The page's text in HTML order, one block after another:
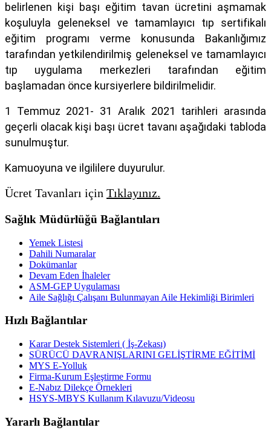
belirlenen kişi başı eğitim tavan ücretini aşmamak
koşuluyla geleneksel ve tamamlayıcı tıp sertifikalı
eğitim programı verme konusunda Bakanlığımız
tarafından yetkilendirilmiş geleneksel ve tamamlayıcı
tıp uygulama merkezleri tarafından eğitim
başlamadan önce kursiyerlere bildirilmelidir.
1 Temmuz 2021- 31 Aralık 2021 tarihleri arasında
geçerli olacak kişi başı ücret tavanı aşağıdaki tabloda
sunulmuştur.
Kamuoyuna ve ilgililere duyurulur.
Ücret Tavanları için Tıklayınız.
Sağlık Müdürlüğü Bağlantıları
Yemek Listesi
Dahili Numaralar
Dokümanlar
Devam Eden İhaleler
ASM-GEP Uygulaması
Aile Sağlığı Çalışanı Bulunmayan Aile Hekimliği Birimleri
Hızlı Bağlantılar
Karar Destek Sistemleri ( İş-Zekası)
SÜRÜCÜ DAVRANIŞLARINI GELİŞTİRME EĞİTİMİ
MYS E-Yolluk
Firma-Kurum Eşleştirme Formu
E-Nabız Dilekçe Örnekleri
HSYS-MBYS Kullanım Kılavuzu/Videosu
Yararlı Bağlantılar